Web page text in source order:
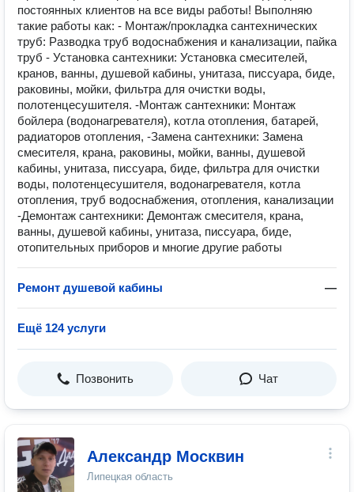
постоянных клиентов на все виды работы! Выполняю
такие работы как: - Монтаж/прокладка сантехнических
труб: Разводка труб водоснабжения и канализации, пайка
труб - Установка сантехники: Установка смесителей,
кранов, ванны, душевой кабины, унитаза, писсуара, биде,
раковины, мойки, фильтра для очистки воды,
полотенцесушителя. -Монтаж сантехники: Монтаж
бойлера (водонагревателя), котла отопления, батарей,
радиаторов отопления, -Замена сантехники: Замена
смесителя, крана, раковины, мойки, ванны, душевой
кабины, унитаза, писсуара, биде, фильтра для очистки
воды, полотенцесушителя, водонагревателя, котла
отопления, труб водоснабжения, отопления, канализации
-Демонтаж сантехники: Демонтаж смесителя, крана,
ванны, душевой кабины, унитаза, писсуара, биде,
отопительных приборов и многие другие работы
Ремонт душевой кабины —
Ещё 124 услуги
Позвонить Чат
Александр Москвин
Липецкая область